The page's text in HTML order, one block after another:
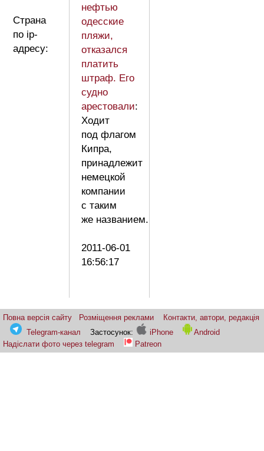
Страна
по ip-
адресу:
нефтью
одесские
пляжи,
отказался
платить
штраф. Его
судно
арестовали:
Ходит
под флагом
Кипра,
принадлежит
немецкой
компании
с таким
же названием.
2011-06-01
16:56:17
Повна версія сайту Розміщення реклами
Контакти, автори, редакція
Telegram-канал
Застосунок: iPhone
Android
Надіслати фото через telegram
Patreon